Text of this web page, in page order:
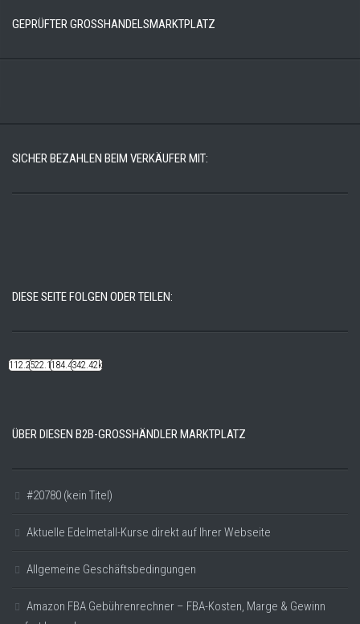
GEPRÜFTER GROSSHANDELSMARKTPLATZ
SICHER BEZAHLEN BEIM VERKÄUFER MIT:
DIESE SEITE FOLGEN ODER TEILEN:
112.22k522.14k184.48k342.42k
ÜBER DIESEN B2B-GROSSHÄNDLER MARKTPLATZ
#20780 (kein Titel)
Aktuelle Edelmetall-Kurse direkt auf Ihrer Webseite
Allgemeine Geschäftsbedingungen
Amazon FBA Gebührenrechner – FBA-Kosten, Marge & Gewinn